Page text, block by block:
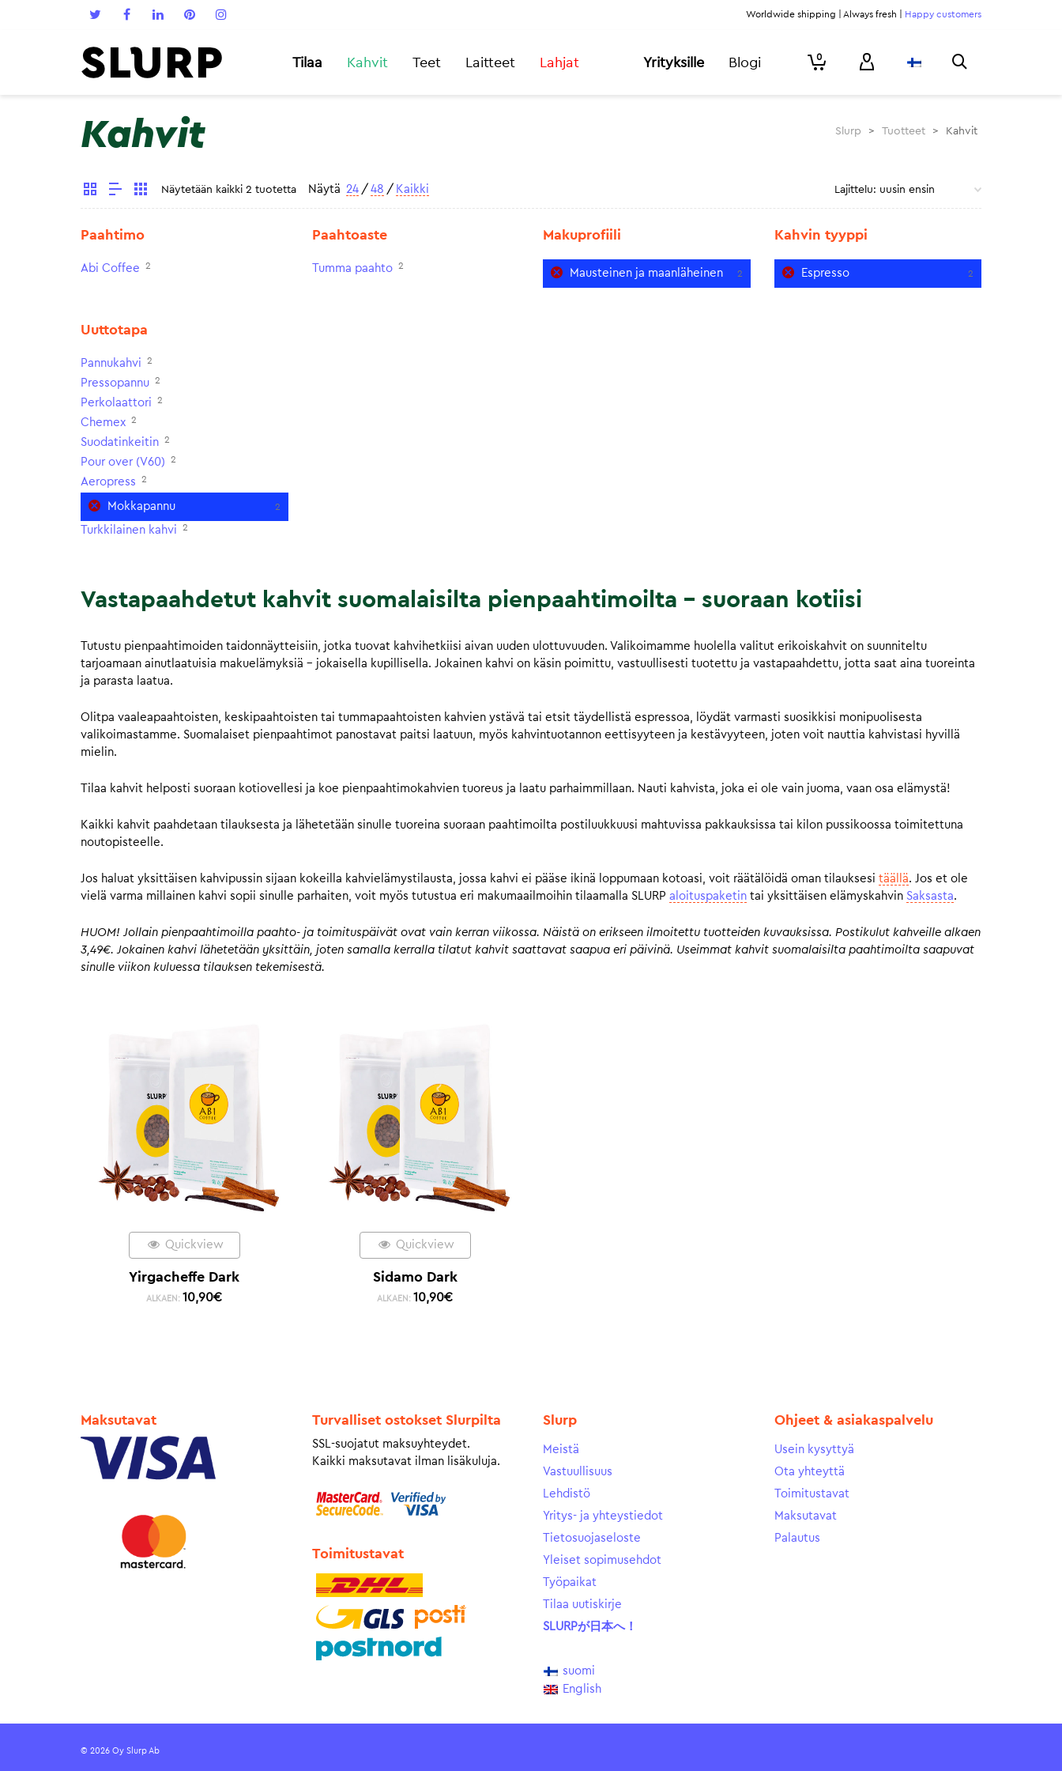
Worldwide shipping | Always fresh | Happy customers
Tilaa Kahvit Teet Laitteet Lahjat Yrityksille Blogi 0
Kahvit Slurp > Tuotteet > Kahvit
Näytetään kaikki 2 tuotetta Näytä 24 / 48 / Kaikki
Paahtimo
Abi Coffee 2
Paahtoaste
Tumma paahto 2
Makuprofiili
Mausteinen ja maanläheinen 2
Kahvin tyyppi
Espresso 2
Uuttotapa
Pannukahvi 2
Pressopannu 2
Perkolaattori 2
Chemex 2
Suodatinkeitin 2
Pour over (V60) 2
Aeropress 2
Mokkapannu 2
Turkkilainen kahvi 2
Vastapaahdetut kahvit suomalaisilta pienpaahtimoilta – suoraan kotiisi
Tutustu pienpaahtimoiden taidonnäytteisiin, jotka tuovat kahvihetkiisi aivan uuden ulottuvuuden. Valikoimamme huolella valitut erikoiskahvit on suunniteltu
tarjoamaan ainutlaatuisia makuelämyksiä – jokaisella kupillisella. Jokainen kahvi on käsin poimittu, vastuullisesti tuotettu ja vastapaahdettu, jotta saat aina tuoreinta
ja parasta laatua.
Olitpa vaaleapaahtoisten, keskipaahtoisten tai tummapaahtoisten kahvien ystävä tai etsit täydellistä espressoa, löydät varmasti suosikkisi monipuolisesta
valikoimastamme. Suomalaiset pienpaahtimot panostavat paitsi laatuun, myös kahvintuotannon eettisyyteen ja kestävyyteen, joten voit nauttia kahvistasi hyvillä
mielin.
Tilaa kahvit helposti suoraan kotiovellesi ja koe pienpaahtimokahvien tuoreus ja laatu parhaimmillaan. Nauti kahvista, joka ei ole vain juoma, vaan osa elämystä!
Kaikki kahvit paahdetaan tilauksesta ja lähetetään sinulle tuoreina suoraan paahtimoilta postiluukkuusi mahtuvissa pakkauksissa tai kilon pussikoossa toimitettuna
noutopisteelle.
Jos haluat yksittäisen kahvipussin sijaan kokeilla kahvielämystilausta, jossa kahvi ei pääse ikinä loppumaan kotoasi, voit räätälöidä oman tilauksesi täällä. Jos et ole
vielä varma millainen kahvi sopii sinulle parhaiten, voit myös tutustua eri makumaailmoihin tilaamalla SLURP aloituspaketin tai yksittäisen elämyskahvin Saksasta.
HUOM! Jollain pienpaahtimoilla paahto- ja toimituspäivät ovat vain kerran viikossa. Näistä on erikseen ilmoitettu tuotteiden kuvauksissa. Postikulut kahveille alkaen
3,49€. Jokainen kahvi lähetetään yksittäin, joten samalla kerralla tilatut kahvit saattavat saapua eri päivinä. Useimmat kahvit suomalaisilta paahtimoilta saapuvat
sinulle viikon kuluessa tilauksen tekemisestä.
Quickview
Yirgacheffe Dark
ALKAEN: 10,90€
Quickview
Sidamo Dark
ALKAEN: 10,90€
Maksutavat Turvalliset ostokset Slurpilta
SSL-suojatut maksuyhteydet.
Kaikki maksutavat ilman lisäkuluja.
Toimitustavat
Slurp
Meistä
Vastuullisuus
Lehdistö
Yritys- ja yhteystiedot
Tietosuojaseloste
Yleiset sopimusehdot
Työpaikat
Tilaa uutiskirje
SLURPが日本へ！
suomi
English
Ohjeet & asiakaspalvelu
Usein kysyttyä
Ota yhteyttä
Toimitustavat
Maksutavat
Palautus
© 2026 Oy Slurp Ab